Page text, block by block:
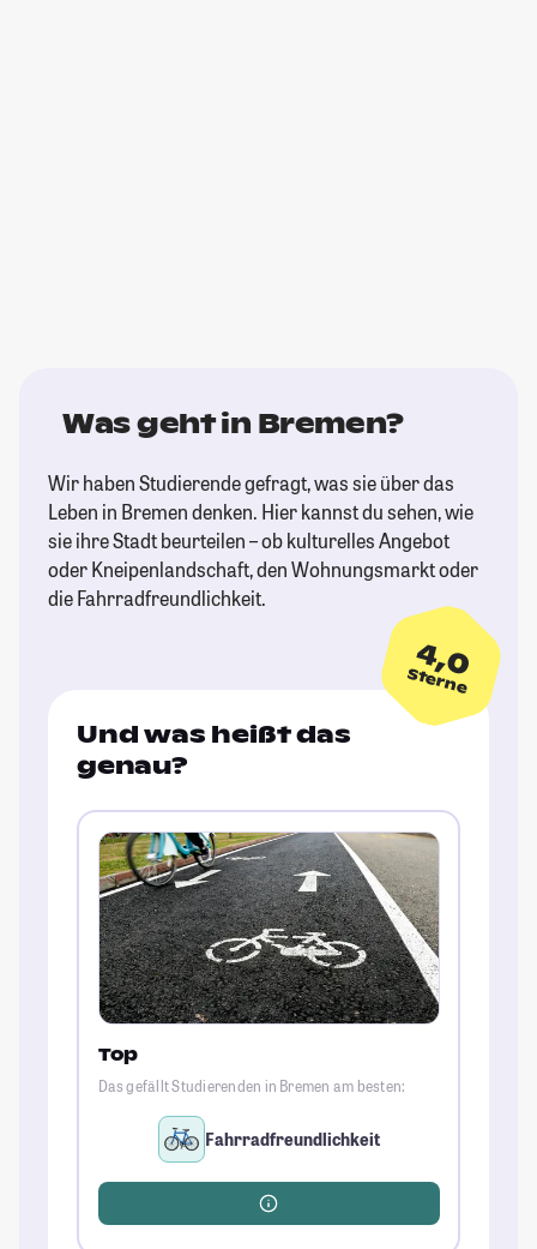
Was geht in Bremen?
Wir haben Studierende gefragt, was sie über das
Leben in Bremen denken. Hier kannst du sehen, wie
sie ihre Stadt beurteilen – ob kulturelles Angebot
oder Kneipenlandschaft, den Wohnungsmarkt oder
die Fahrradfreundlichkeit.
4,0
Sterne
Und was heißt das
genau?
Top
Das gefällt Studierenden in Bremen am besten:
Fahrradfreundlichkeit